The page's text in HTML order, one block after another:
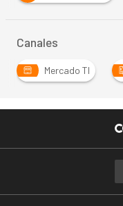
Canales
Mercado TI